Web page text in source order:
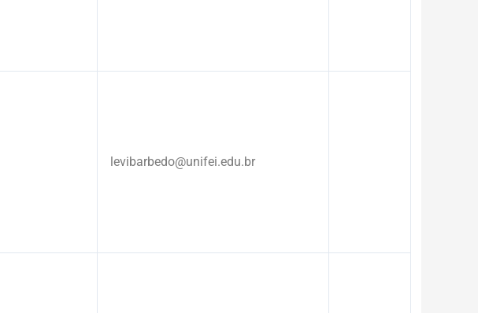
levibarbedo@unifei.edu.br